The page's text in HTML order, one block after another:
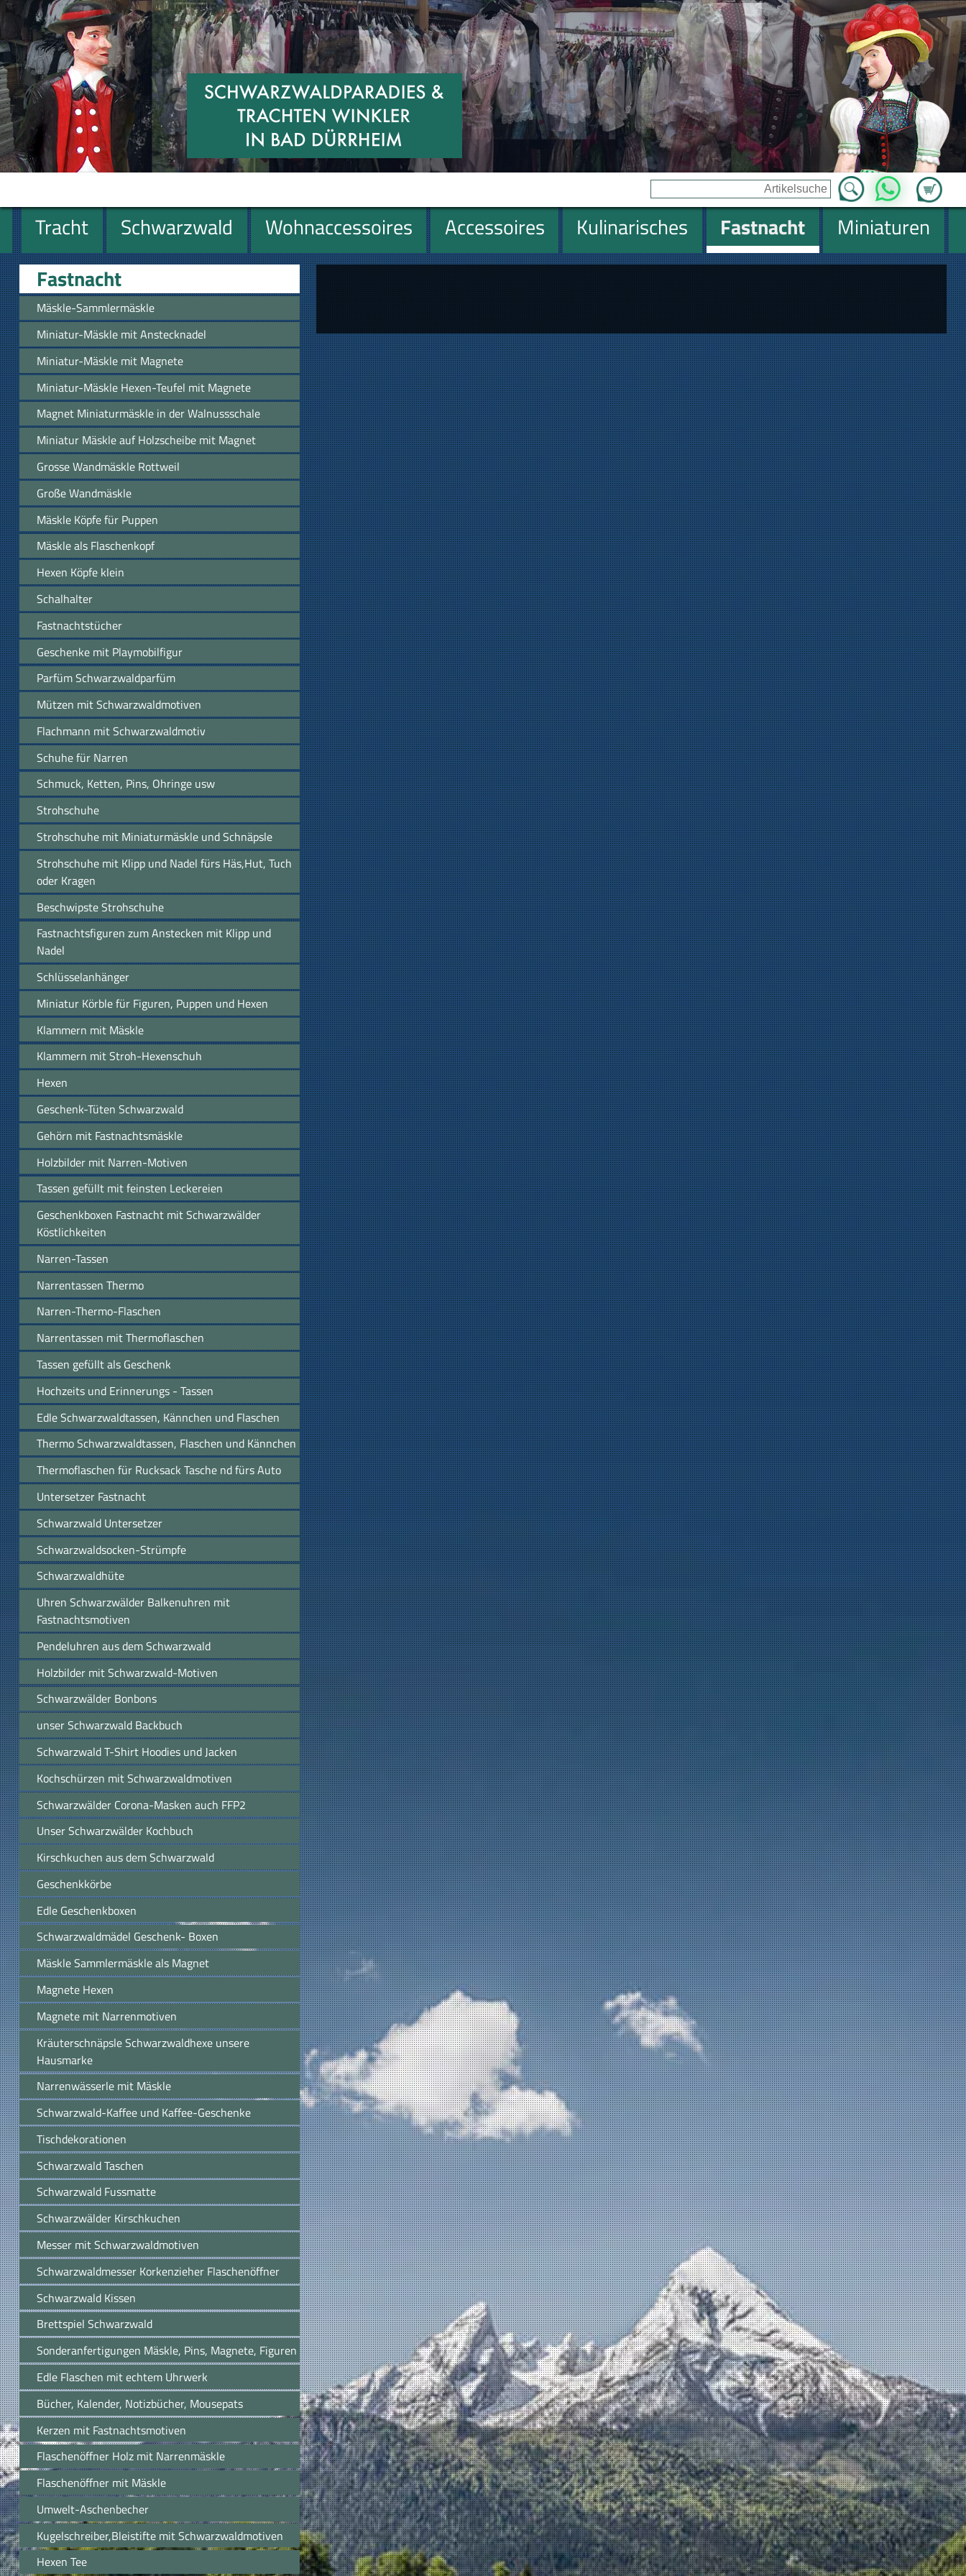
Zum
WhatsApp
Tracht Schwarzwald Wohnaccessoires Accessoires Kulinarisches Fastnacht
Miniaturen
Geschenke
Fastnacht
Mäskle-Sammlermäskle
Miniatur-Mäskle mit Anstecknadel
Miniatur-Mäskle mit Magnete
Miniatur-Mäskle Hexen-Teufel mit Magnete
Magnet Miniaturmäskle in der Walnussschale
Miniatur Mäskle auf Holzscheibe mit Magnet
Grosse Wandmäskle Rottweil
Große Wandmäskle
Mäskle Köpfe für Puppen
Mäskle als Flaschenkopf
Hexen Köpfe klein
Schalhalter
Fastnachtstücher
Geschenke mit Playmobilfigur
Parfüm Schwarzwaldparfüm
Mützen mit Schwarzwaldmotiven
Flachmann mit Schwarzwaldmotiv
Schuhe für Narren
Schmuck, Ketten, Pins, Ohringe usw
Strohschuhe
Strohschuhe mit Miniaturmäskle und Schnäpsle
Strohschuhe mit Klipp und Nadel fürs Häs,Hut, Tuch
oder Kragen
Beschwipste Strohschuhe
Fastnachtsfiguren zum Anstecken mit Klipp und
Nadel
Schlüsselanhänger
Miniatur Körble für Figuren, Puppen und Hexen
Klammern mit Mäskle
Klammern mit Stroh-Hexenschuh
Hexen
Geschenk-Tüten Schwarzwald
Gehörn mit Fastnachtsmäskle
Holzbilder mit Narren-Motiven
Tassen gefüllt mit feinsten Leckereien
Geschenkboxen Fastnacht mit Schwarzwälder
Köstlichkeiten
Narren-Tassen
Narrentassen Thermo
Narren-Thermo-Flaschen
Narrentassen mit Thermoflaschen
Tassen gefüllt als Geschenk
Hochzeits und Erinnerungs - Tassen
Edle Schwarzwaldtassen, Kännchen und Flaschen
Thermo Schwarzwaldtassen, Flaschen und Kännchen
Thermoflaschen für Rucksack Tasche nd fürs Auto
Untersetzer Fastnacht
Schwarzwald Untersetzer
Schwarzwaldsocken-Strümpfe
Schwarzwaldhüte
Uhren Schwarzwälder Balkenuhren mit
Fastnachtsmotiven
Pendeluhren aus dem Schwarzwald
Holzbilder mit Schwarzwald-Motiven
Schwarzwälder Bonbons
unser Schwarzwald Backbuch
Schwarzwald T-Shirt Hoodies und Jacken
Kochschürzen mit Schwarzwaldmotiven
Schwarzwälder Corona-Masken auch FFP2
Unser Schwarzwälder Kochbuch
Kirschkuchen aus dem Schwarzwald
Geschenkkörbe
Edle Geschenkboxen
Schwarzwaldmädel Geschenk- Boxen
Mäskle Sammlermäskle als Magnet
Magnete Hexen
Magnete mit Narrenmotiven
Kräuterschnäpsle Schwarzwaldhexe unsere
Hausmarke
Narrenwässerle mit Mäskle
Schwarzwald-Kaffee und Kaffee-Geschenke
Tischdekorationen
Schwarzwald Taschen
Schwarzwald Fussmatte
Schwarzwälder Kirschkuchen
Messer mit Schwarzwaldmotiven
Schwarzwaldmesser Korkenzieher Flaschenöffner
Schwarzwald Kissen
Brettspiel Schwarzwald
Sonderanfertigungen Mäskle, Pins, Magnete, Figuren
Edle Flaschen mit echtem Uhrwerk
Bücher, Kalender, Notizbücher, Mousepats
Kerzen mit Fastnachtsmotiven
Flaschenöffner Holz mit Narrenmäskle
Flaschenöffner mit Mäskle
Umwelt-Aschenbecher
Kugelschreiber,Bleistifte mit Schwarzwaldmotiven
Hexen Tee